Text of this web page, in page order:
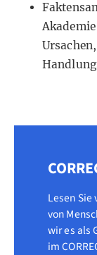
Lesen Sie
von
wir es als
im